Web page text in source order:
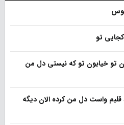
تو
تو خیابون تو که نیستی دل من
قلبم واست دل من کرده الان دیگه